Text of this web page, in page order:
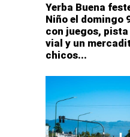
Yerba Buena
Niño el domingo
con juegos,
vial y un
chicos...